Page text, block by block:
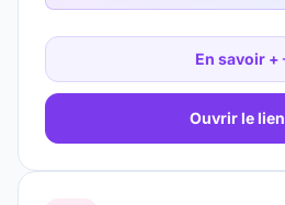
En savoir +
Ouvrir le lien